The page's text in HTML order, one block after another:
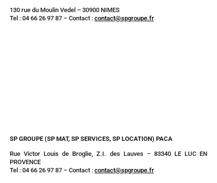
130 rue du Moulin Vedel – 30900 NIMES
Tel : 04 66 26 97 87 – Contact : contact@spgroupe.fr
SP GROUPE (SP MAT, SP SERVICES, SP LOCATION) PACA
Rue Victor Louis de Broglie, Z.I. des Lauves – 83340 LE LUC EN
PROVENCE
Tel : 04 66 26 97 87 – Contact : contact@spgroupe.fr